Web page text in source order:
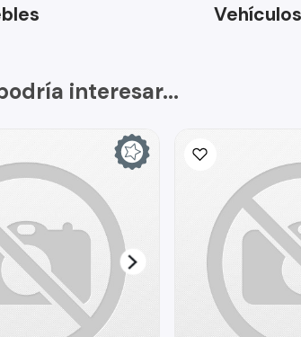
Vehículos
interesar...